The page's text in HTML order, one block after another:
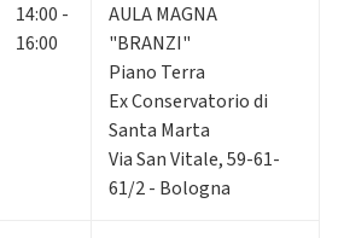
14:00 -
16:00
AULA MAGNA
"BRANZI"
Piano Terra
Ex Conservatorio di
Santa Marta
Via San Vitale, 59-61-
61/2 - Bologna